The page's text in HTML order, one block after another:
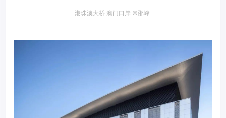
港珠澳大桥 澳门口岸 ©邵峰